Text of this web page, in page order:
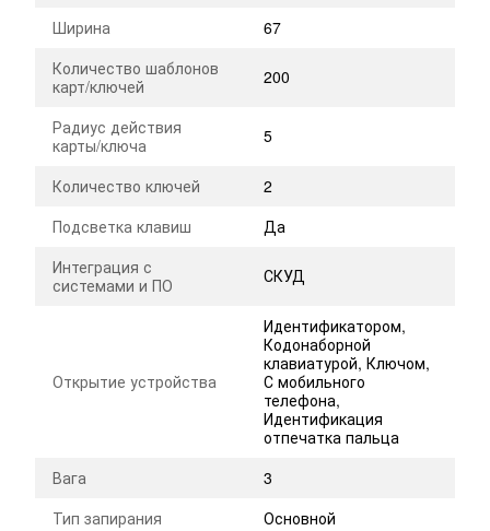
Ширина
67
Количество шаблонов
карт/ключей
200
Радиус действия
карты/ключа
5
Количество ключей
2
Подсветка клавиш
Да
Интеграция с
системами и ПО
СКУД
Открытие устройства
Идентификатором,
Кодонаборной
клавиатурой, Ключом,
С мобильного
телефона,
Идентификация
отпечатка пальца
Вага
3
Тип запирания
Основной